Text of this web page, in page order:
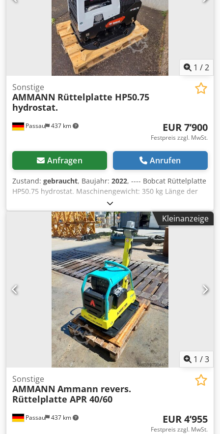
1 /2
Passau 437 km
Sonstige
AMMANN Rüttelplatte HP50.75
hydrostat.
EUR 7’900
Festpreis zzgl. MwSt.
Anfragen Anrufen
Zustand: gebraucht, Baujahr: 2022, ---- Bobcat Rüttelplatte
HP50.75 hydrostat. Maschinengewicht: 350 kg Länge der
Bodenplatte: 450 mm Maschinenlänge: 900 mm
Maschinenlänge mit Griff: 1.600 mm Dsdpfx Abszkz Tke
Nsck Maschinenhöhe: 820 mm Griffhöhe ( Arbeit ): 1.000
mm Griffhöhe ( Transport ): 1.500 mm Maschinenbreite:
450/600/750 mm Motor: Hatz Supra 1D50S Kraftstoff:
Diesel Motorleistung bei U/min: 7 kW bei 3200 Max.
Vibrationsfrequenz: 70 Hz Max: Zentrifugalkraft: 50 kN
Steigfähigkeit: 36 % Amplitude: 1,7 mm
Kleinanzeige
1 /3
Passau 437 km
Sonstige
AMMANN Ammann revers.
Rüttelplatte APR 40/60
EUR 4’955
Festpreis zzgl. MwSt.